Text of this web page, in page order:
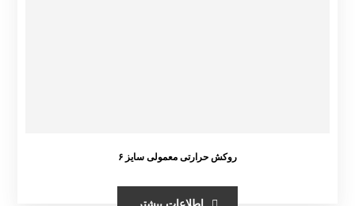
روکش حرارتی معمولی سایز ۶